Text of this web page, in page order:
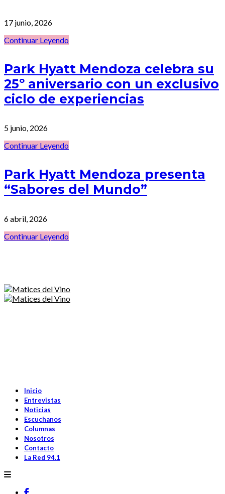
17 junio, 2026
Continuar Leyendo
Park Hyatt Mendoza celebra su
25º aniversario con un exclusivo
ciclo de experiencias
5 junio, 2026
Continuar Leyendo
Park Hyatt Mendoza presenta
“Sabores del Mundo”
6 abril, 2026
Continuar Leyendo
Inicio
Entrevistas
Noticias
Escuchanos
Columnas
Nosotros
Contacto
La Red 94.1